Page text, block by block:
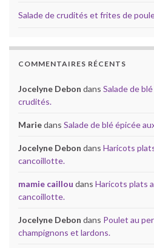
Salade de crudités et frites de
COMMENTAIRES RÉCENTS
Jocelyne Debon dans Salade de
crudités.
Mariedans Salade de blé épicée
Jocelyne Debon dans Haricots
cancoillotte.
mamie caillou dans Haricots plats
cancoillotte.
Jocelyne Debon dans Poulet au
champignons et lardons.